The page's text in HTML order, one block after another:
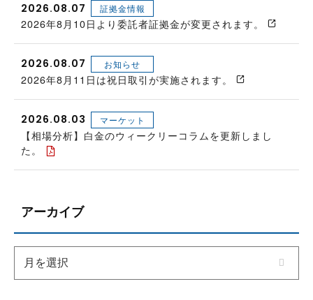
2026.08.07 証拠金情報
2026年8月10日より委託者証拠金が変更されます。
2026.08.07 お知らせ
2026年8月11日は祝日取引が実施されます。
2026.08.03 マーケット
【相場分析】白金のウィークリーコラムを更新しまし
た。
アーカイブ